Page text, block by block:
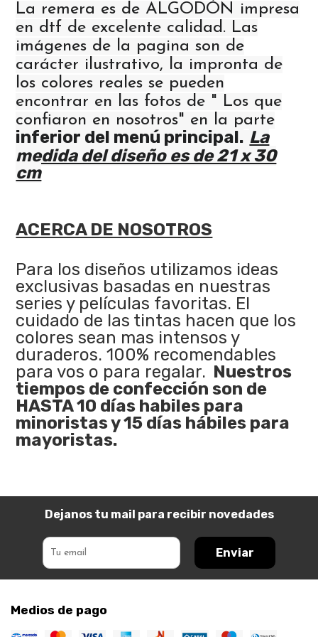
La remera es de ALGODÓN impresa
en dtf de excelente calidad. Las
imágenes de la pagina son de
carácter ilustrativo, la impronta de
los colores reales se pueden
encontrar en las fotos de " Los que
confiaron en nosotros" en la parte
inferior del menú principal. La
medida del diseño es de 21 x 30
cm
ACERCA DE NOSOTROS
Para los diseños utilizamos ideas
exclusivas basadas en nuestras
series y películas favoritas. El
cuidado de las tintas hacen que los
colores sean mas intensos y
duraderos. 100% recomendables
para vos o para regalar. Nuestros
tiempos de confección son de
HASTA 10 días habiles para
minoristas y 15 días hábiles para
mayoristas.
Dejanos tu mail para recibir novedades
Enviar
Medios de pago